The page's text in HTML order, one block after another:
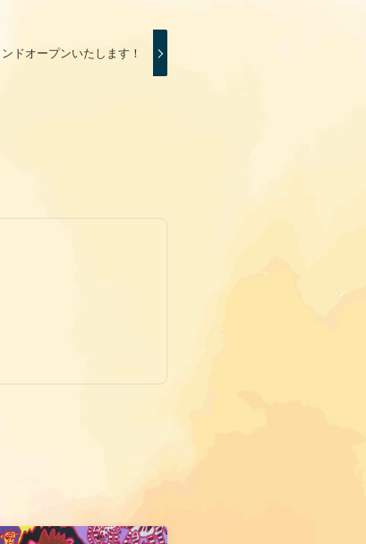
ドオープンいたします！